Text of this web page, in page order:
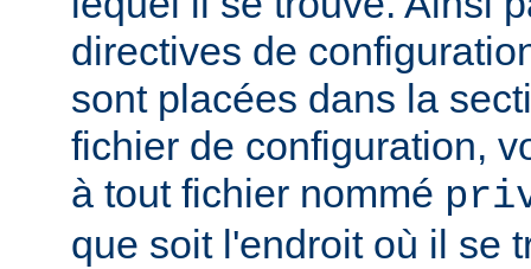
directives de
sont placées dans la
fichier de configuration,
à tout fichier nommé
que soit l'endroit où il se